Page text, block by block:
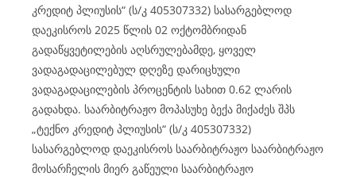
კრედიტ პლიუსის“ (ს/კ 405307332) სასარგებლოდ
დაეკისროს 2025 წლის 02 ოქტომბრიდან
გადაწყვეტილების აღსრულებამდე, ყოველ
ვადაგადაცილებულ დღეზე დარიცხული
ვადაგადაცილების პროცენტის სახით 0.62 ლარის
გადახდა. საარბიტრაჟო მოპასუხე ბექა მიქაძეს შპს
„ტექნო კრედიტ პლიუსის“ (ს/კ 405307332)
სასარგებლოდ დაეკისროს საარბიტრაჟო საარბიტრაჟო
მოსარჩელის მიერ გაწეული საარბიტრაჟო